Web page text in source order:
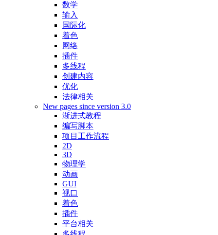
数学
输入
国际化
着色
网络
插件
多线程
创建内容
优化
法律相关
New pages since version 3.0
渐进式教程
编写脚本
项目工作流程
2D
3D
物理学
动画
GUI
视口
着色
插件
平台相关